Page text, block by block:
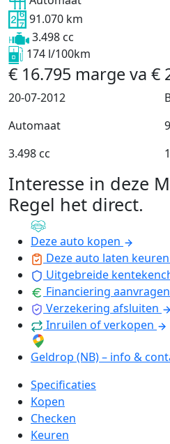
91.070 km
3.498 cc
174 l/100km
€ 16.795 marge va €
20-07-2012
Automaat
3.498 cc
Interesse in deze
Regel het direct.
Deze auto kopen
Deze auto laten keuren
Uitgebreide
Financiering aanvragen
Verzekering afsluiten
Inruilen of verkopen
Geldrop (NB) – info &
Specificaties
Kopen
Checken
Keuren